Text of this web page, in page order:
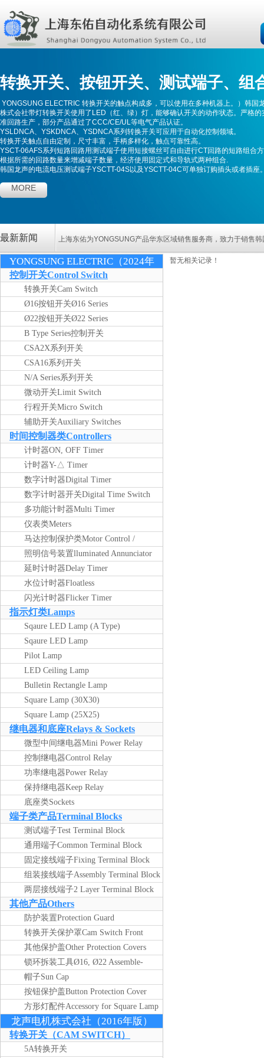
转换开关、按钮开关、测试端子、 组
YONGSUNG ELECTRIC 转换开关的触点构成多，可以使用在多种机器上。） 韩国
株式会社带灯转换开关使用了LED（红、绿）灯，能够确认开关的动作状态。严格的
准回路生产，部分产品通过了CCC/CE/UL等电气产品认证。
YSLDNCA、YSKDNCA、YSDNCA系列转换开关可应用于自动化控制领域。
转换开关触点自由定制，尺寸丰富，手柄多样化，触点可靠性高。
YSCT-06AFS系列 短路回路用测试端子使用短接螺丝可自由进行CT回路的短路组合
根据所需的回路数量来增减端子数量，经济使用固定式和导轨式两种组合.
韩国龙声的电流电压测试端子YSCTT-04S以及YSCTT-04C可单独订购插头或者插座
MORE
上海东佑为YONGSUNG产品华东区域销售服务商，致力于销售
最新新闻
暂无相关记录！
YONGSUNG ELECTRIC（2024年
版）
控制开关Control Switch
转换开关Cam Switch
Ø16按钮开关Ø16 Series
Ø22按钮开关Ø22 Series
B Type Series控制开关
CSA2X系列开关
CSA16系列开关
N/A Series系列开关
微动开关Limit Switch
行程开关Micro Switch
辅助开关Auxiliary Switches
时间控制器类Controllers
计时器ON, OFF Timer
计时器Y-△ Timer
数字计时器Digital Timer
数字计时器开关Digital Time Switch
多功能计时器Multi Timer
仪表类Meters
马达控制保护类Motor Control /
Protection
照明信号装置lluminated Annunciator
Unit
延时计时器Delay Timer
水位计时器Floatless
闪光计时器Flicker Timer
指示灯类Lamps
Sqaure LED Lamp (A Type)
Sqaure LED Lamp
Pilot Lamp
LED Ceiling Lamp
Bulletin Rectangle Lamp
Square Lamp (30X30)
Square Lamp (25X25)
继电器和底座Relays & Sockets
微型中间继电器Mini Power Relay
控制继电器Control Relay
功率继电器Power Relay
保持继电器Keep Relay
底座类Sockets
端子类产品Terminal Blocks
测试端子Test Terminal Block
通用端子Common Terminal Block
固定接线端子Fixing Terminal Block
组装接线端子Assembly Terminal Block
两层接线端子2 Layer Terminal Block
其他产品Others
防护装置Protection Guard
转换开关保护罩Cam Switch Front
Protection Cover
其他保护盖Other Protection Covers
锁环拆装工具Ø16, Ø22 Assemble-
Disassemble Tool for Lock Ring
帽子Sun Cap
按钮保护盖Button Protection Cover
方形灯配件Accessory for Square Lamp
龙声电机株式会社（2016年版）
转换开关（CAM SWITCH）
5A转换开关
产品
名称 描述 内容
电话：021-36508525
传真：021-59253906
工作日 8.30---18.00
上海东佑(19002017)